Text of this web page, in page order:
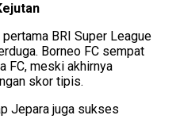
BRI Super League
Borneo FC sempat
FC, meski akhirnya
skor tipis.
Jepara juga sukses